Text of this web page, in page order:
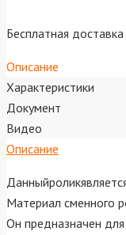
Бесплатная
Описание
Характеристики
Документ
Видео
Описание
Материал сменного
Он предназначен